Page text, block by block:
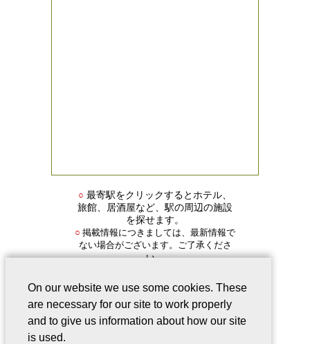
○ 最寄駅をクリックするとホテル、
旅館、居酒屋など、駅の周辺の施設
を探せます。
○ 掲載情報につきましては、最新情報で
ない場合がございます。ご了承くださ
い。
On our website we use some cookies. These
are necessary for our site to work properly
and to give us information about how our site
is used.